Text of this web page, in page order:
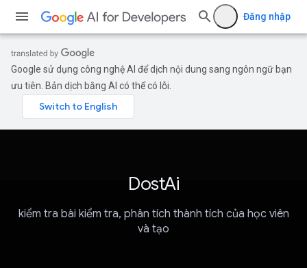
Đăng nhập
Google sử dụng công nghệ AI để dịch nội dung sang ngôn ngữ bạn
ưu tiên. Bản dịch bằng AI có thể có lỗi.
DostAi
kiểm tra bài kiểm tra, phân tích thành tích của học viên
và tạo